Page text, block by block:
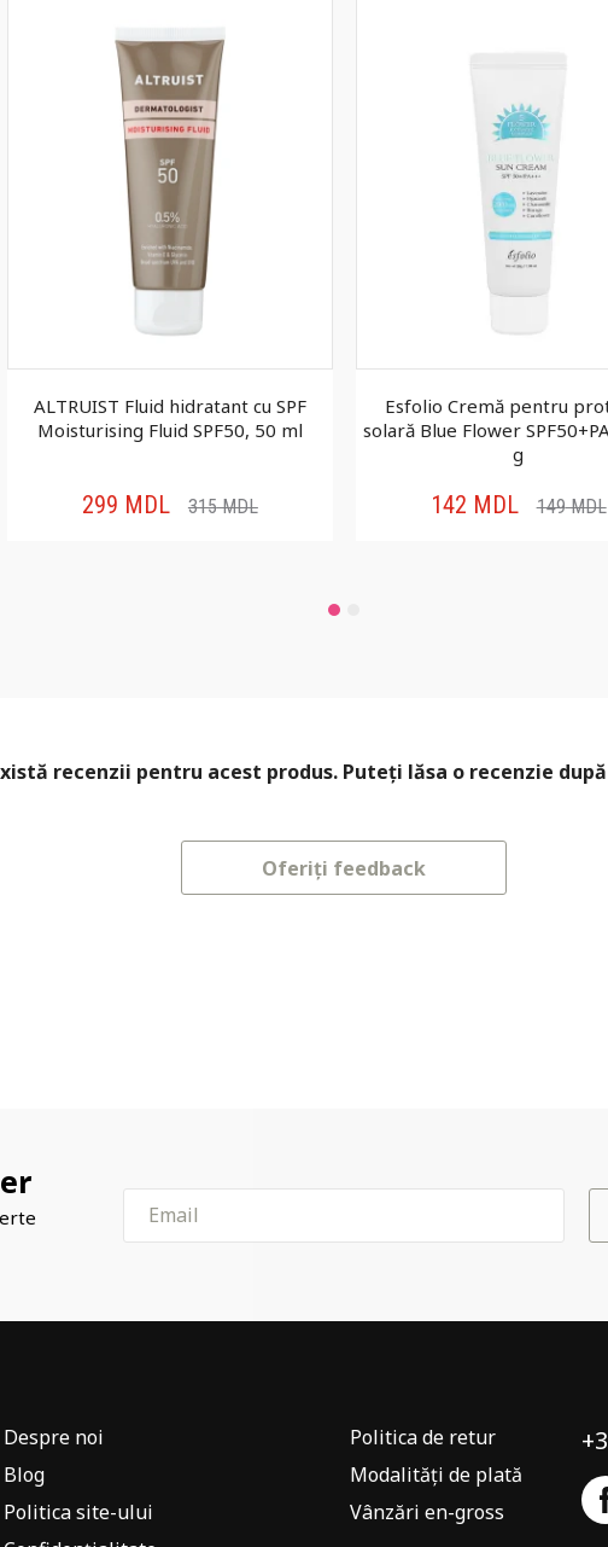
ALTRUIST Fluid hidratant cu SPF
Moisturising Fluid SPF50, 50 ml
299 MDL 315MDL
Esfolio Cremă pentru
solară Blue Flower
g
142 MDL 149MDL
recenzii pentru acest produs. Puteți lăsa o recenzie
Oferiți feedback
Despre noi
Blog
Politica site-ului
Politica de retur
Modalități de plată
Vânzări en-gross